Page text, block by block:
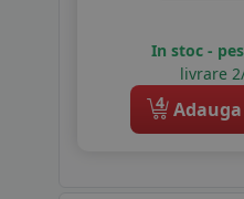
In stoc -
livrare
4